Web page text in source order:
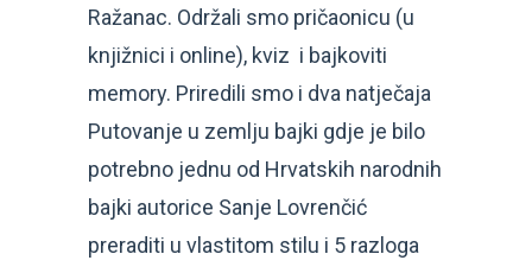
Ražanac. Održali smo pričaonicu (u
knjižnici i online), kviz i bajkoviti
memory. Priredili smo i dva natječaja
Putovanje u zemlju bajki gdje je bilo
potrebno jednu od Hrvatskih narodnih
bajki autorice Sanje Lovrenčić
preraditi u vlastitom stilu i 5 razloga